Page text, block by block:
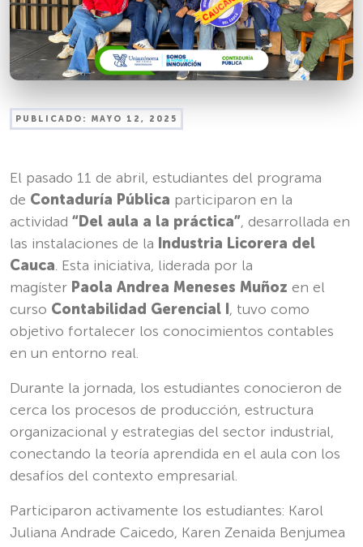
PUBLICADO: MAYO 12, 2025
El pasado 11 de abril, estudiantes del programa
de Contaduría Pública participaron en la
actividad “Del aula a la práctica”, desarrollada en
las instalaciones de la Industria Licorera del
Cauca. Esta iniciativa, liderada por la
magíster Paola Andrea Meneses Muñoz en el
curso Contabilidad Gerencial I, tuvo como
objetivo fortalecer los conocimientos contables
en un entorno real.
Durante la jornada, los estudiantes conocieron de
cerca los procesos de producción, estructura
organizacional y estrategias del sector industrial,
conectando la teoría aprendida en el aula con los
desafíos del contexto empresarial.
Participaron activamente los estudiantes: Karol
Juliana Andrade Caicedo, Karen Zenaida Benjumea